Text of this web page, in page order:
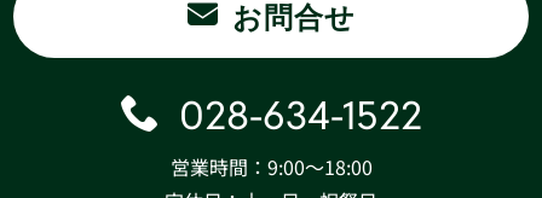
お問合せ
028-634-1522
営業時間：9:00〜18:00